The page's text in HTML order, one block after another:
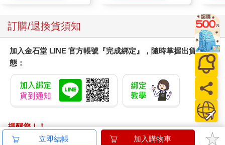
訂購/退換貨須知
加入金石堂 LINE 官方帳號『完成綁定』，隨時掌握出貨動
態：
提醒您！！
金石堂及銀行均不會請您操作ATM! 如接獲電話要求您前往
立即結帳 加入購物車